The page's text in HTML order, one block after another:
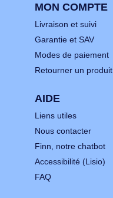
MON COMPTE
Livraison et suivi
Garantie et SAV
Modes de paiement
Retourner un produit
AIDE
Liens utiles
Nous contacter
Finn, notre chatbot
Accessibilité (Lisio)
FAQ